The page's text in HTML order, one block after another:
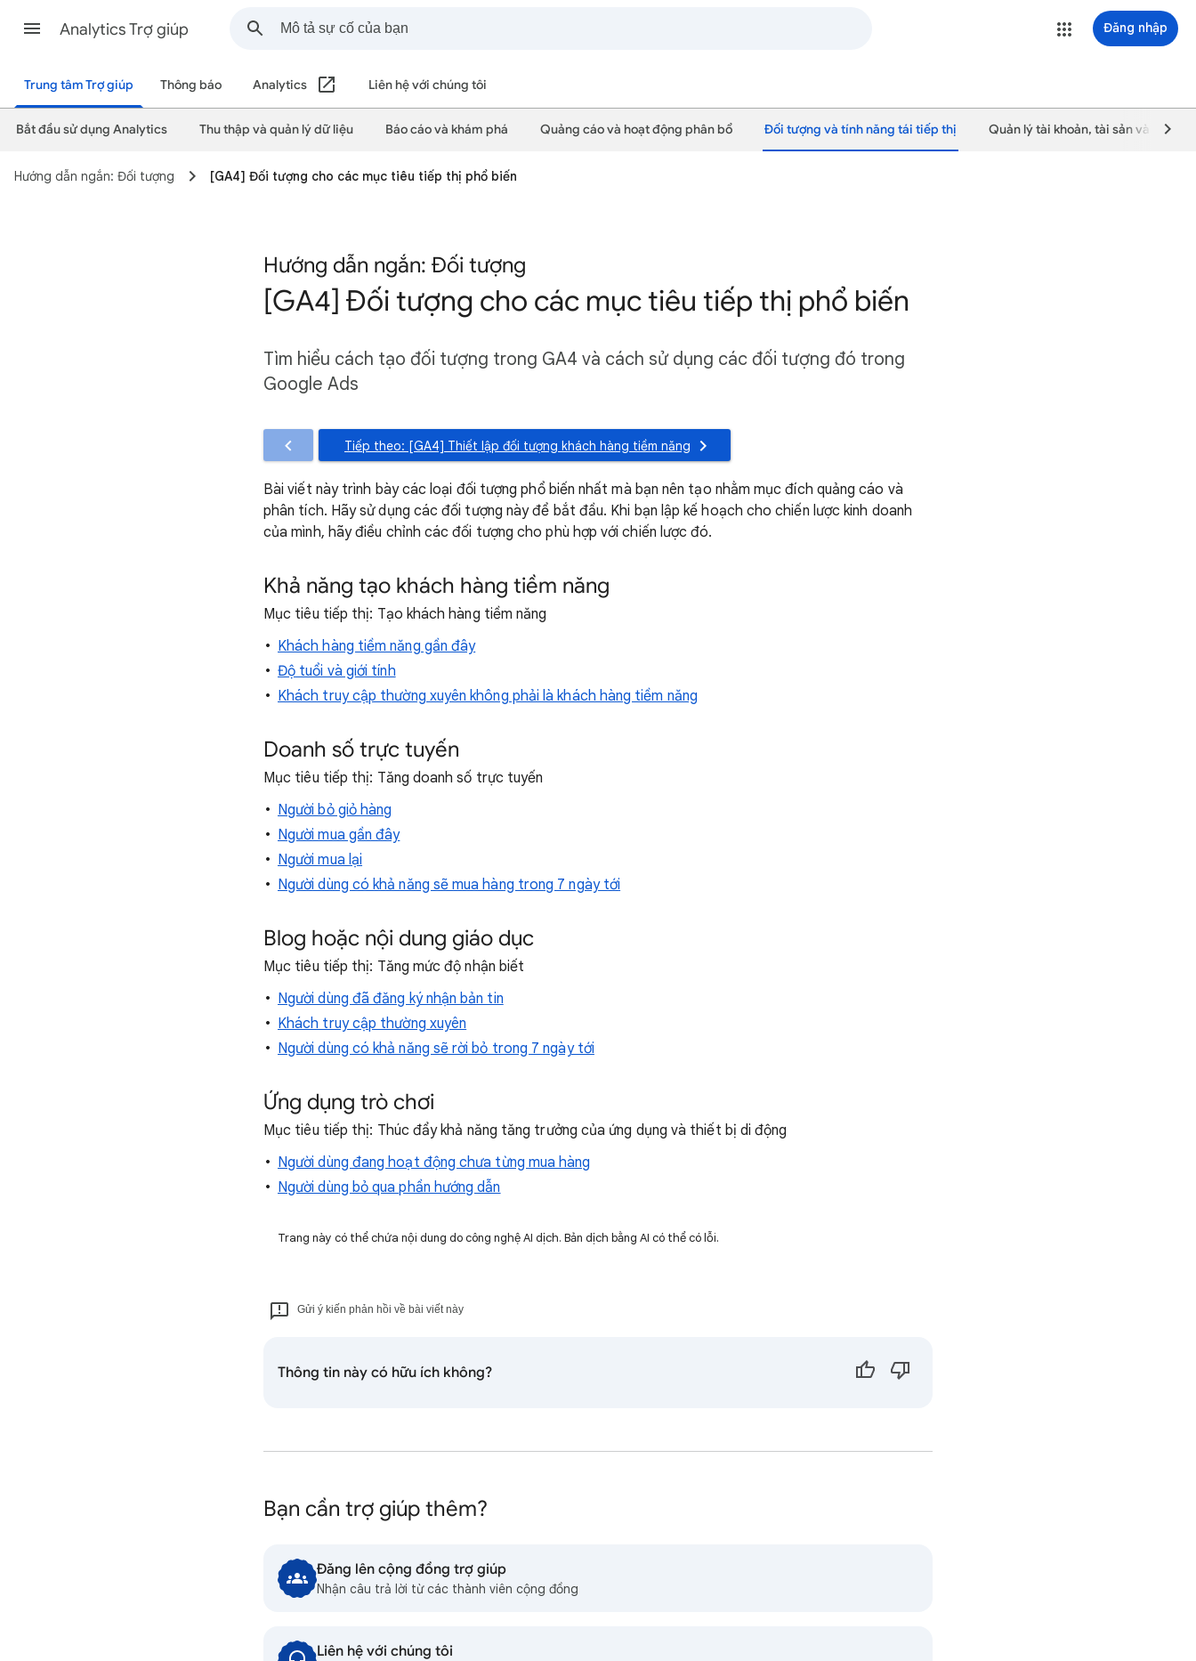
Analytics Trợ giúp Đăng nhập
Trung tâm Trợ giúp Thông báo Analytics Liên hệ với chúng tôi
Bắt đầu sử dụng Analytics Thu thập và quản lý dữ liệu Báo cáo và khám phá Quảng cáo và hoạt động phân bổ Đối tượng và tính năng tái tiếp thị Quản lý tài khoản, tài sản và người
Hướng dẫn ngắn: Đối tượng [GA4] Đối tượng cho các mục tiêu tiếp thị phổ biến
Hướng dẫn ngắn: Đối tượng
[GA4] Đối tượng cho các mục tiêu tiếp thị phổ biến
Tìm hiểu cách tạo đối tượng trong GA4 và cách sử dụng các đối tượng đó trong
Google Ads
Tiếp theo: [GA4] Thiết lập đối tượng khách hàng tiềm năng
Bài viết này trình bày các loại đối tượng phổ biến nhất mà bạn nên tạo nhằm mục đích quảng cáo và
phân tích. Hãy sử dụng các đối tượng này để bắt đầu. Khi bạn lập kế hoạch cho chiến lược kinh doanh
của mình, hãy điều chỉnh các đối tượng cho phù hợp với chiến lược đó.
Khả năng tạo khách hàng tiềm năng
Mục tiêu tiếp thị: Tạo khách hàng tiềm năng
Khách hàng tiềm năng gần đây
Độ tuổi và giới tính
Khách truy cập thường xuyên không phải là khách hàng tiềm năng
Doanh số trực tuyến
Mục tiêu tiếp thị: Tăng doanh số trực tuyến
Người bỏ giỏ hàng
Người mua gần đây
Người mua lại
Người dùng có khả năng sẽ mua hàng trong 7 ngày tới
Blog hoặc nội dung giáo dục
Mục tiêu tiếp thị: Tăng mức độ nhận biết
Người dùng đã đăng ký nhận bản tin
Khách truy cập thường xuyên
Người dùng có khả năng sẽ rời bỏ trong 7 ngày tới
Ứng dụng trò chơi
Mục tiêu tiếp thị: Thúc đẩy khả năng tăng trưởng của ứng dụng và thiết bị di động
Người dùng đang hoạt động chưa từng mua hàng
Người dùng bỏ qua phần hướng dẫn
Trang này có thể chứa nội dung do công nghệ AI dịch. Bản dịch bằng AI có thể có lỗi.
Gửi ý kiến phản hồi về bài viết này
Thông tin này có hữu ích không?
Bạn cần trợ giúp thêm?
Đăng lên cộng đồng trợ giúp
Nhận câu trả lời từ các thành viên cộng đồng
Liên hệ với chúng tôi